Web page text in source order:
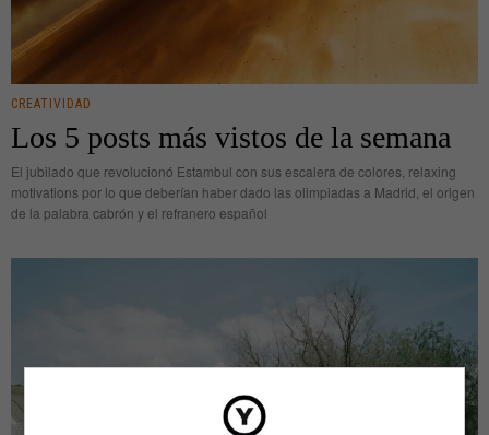
CREATIVIDAD
Los 5 posts más vistos de la semana
El jubilado que revolucionó Estambul con sus escalera de colores, relaxing
motivations por lo que deberían haber dado las olimpiadas a Madrid, el origen
de la palabra cabrón y el refranero español